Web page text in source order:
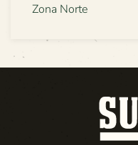
Zona Norte